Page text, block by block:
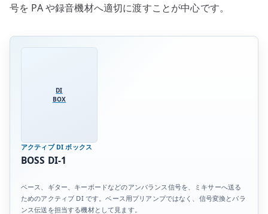
の
号を PA や録音機材へ適切に渡すことが中心です。
DI
BOX
アクティブ DI ボックス
BOSS DI-1
ベース、ギター、キーボードなどのアンバランス信号を、ミキサーへ送る
ためのアクティブ DI です。ベース用プリアンプではなく、信号変換とバラ
ンス伝送を担当する機材として見ます。